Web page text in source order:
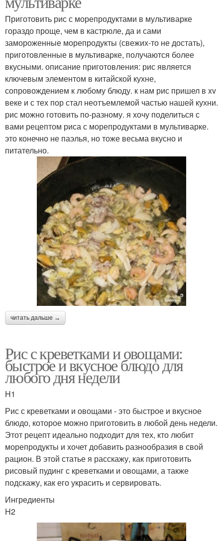
Приготовить рис с морепродуктами в мультиварке
гораздо проще, чем в кастрюле, да и сами
замороженные морепродукты (свежих-то не достать),
приготовленные в мультиварке, получаются более
вкусными. описание приготовления: рис является
ключевым элементом в китайской кухне,
сопровождением к любому блюду. к нам рис пришел в xv
веке и с тех пор стал неотъемлемой частью нашей кухни.
рис можно готовить по-разному. я хочу поделиться с
вами рецептом риса с морепродуктами в мультиварке.
это конечно не паэлья, но тоже весьма вкусно и
питательно.
читать дальше →
Рис с креветками и овощами:
быстрое и вкусное блюдо для
любого дня недели
H1
Рис с креветками и овощами - это быстрое и вкусное
блюдо, которое можно приготовить в любой день недели.
Этот рецепт идеально подходит для тех, кто любит
морепродукты и хочет добавить разнообразия в свой
рацион. В этой статье я расскажу, как приготовить
рисовый пудинг с креветками и овощами, а также
подскажу, как его украсить и сервировать.
Ингредиенты
H2